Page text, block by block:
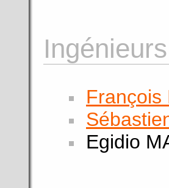
François
Egidio